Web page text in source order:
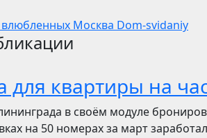
Москва Dom-svidaniy
для квартиры на
в своём модуле
на 50 номерах за март